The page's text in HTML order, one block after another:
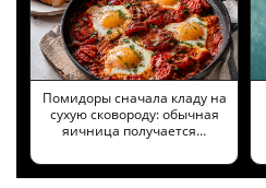
Помидоры сначала кладу на
сухую сковороду: обычная
яичница получается…